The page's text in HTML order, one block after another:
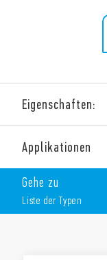
Eigenschaften:
Geringe
Applikationen
Gehe zu
Liste der Typen